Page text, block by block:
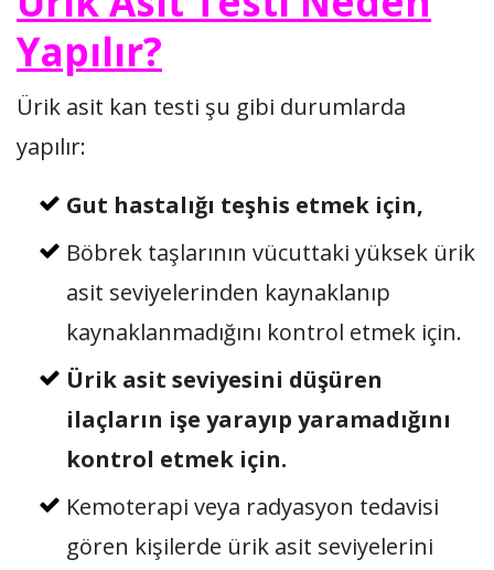
Yapılır?
Ürik asit kan testi şu gibi durumlarda
yapılır:
Gut hastalığı teşhis etmek için,
Böbrek taşlarının vücuttaki yüksek ürik
asit seviyelerinden kaynaklanıp
kaynaklanmadığını kontrol etmek için.
Ürik asit seviyesini düşüren
ilaçların işe yarayıp yaramadığını
kontrol etmek için.
Kemoterapi veya radyasyon tedavisi
gören kişilerde ürik asit seviyelerini